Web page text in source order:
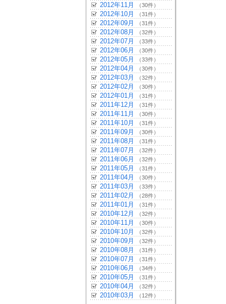
2012年11月 （30件）
2012年10月 （31件）
2012年09月 （31件）
2012年08月 （32件）
2012年07月 （33件）
2012年06月 （30件）
2012年05月 （33件）
2012年04月 （30件）
2012年03月 （32件）
2012年02月 （30件）
2012年01月 （31件）
2011年12月 （31件）
2011年11月 （30件）
2011年10月 （31件）
2011年09月 （30件）
2011年08月 （31件）
2011年07月 （32件）
2011年06月 （32件）
2011年05月 （31件）
2011年04月 （30件）
2011年03月 （33件）
2011年02月 （28件）
2011年01月 （31件）
2010年12月 （32件）
2010年11月 （30件）
2010年10月 （32件）
2010年09月 （32件）
2010年08月 （31件）
2010年07月 （31件）
2010年06月 （34件）
2010年05月 （31件）
2010年04月 （32件）
2010年03月 （12件）